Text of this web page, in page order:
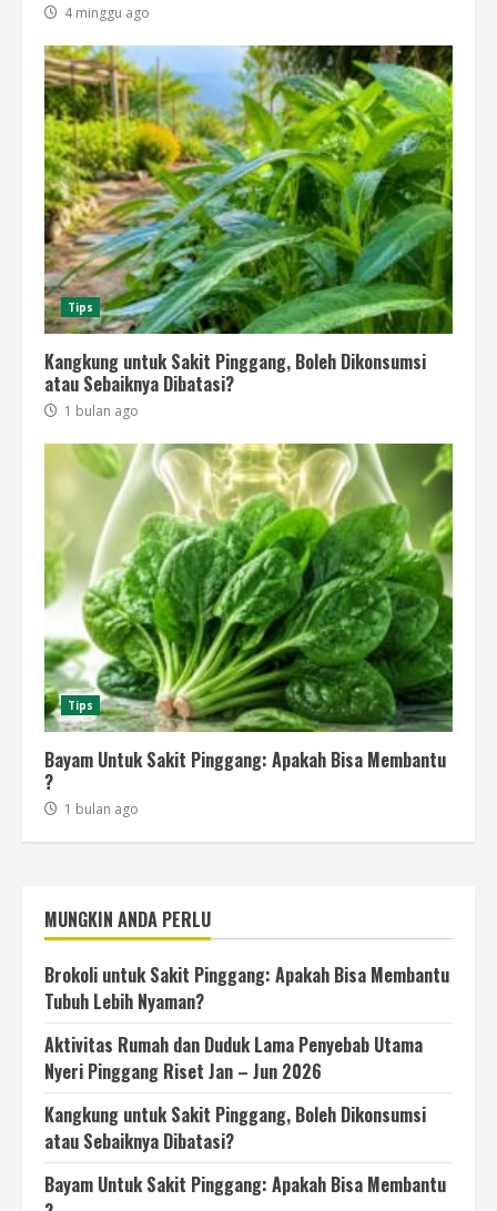
4 minggu ago
Tips
Kangkung untuk Sakit Pinggang, Boleh Dikonsumsi
atau Sebaiknya Dibatasi?
1 bulan ago
Tips
Bayam Untuk Sakit Pinggang: Apakah Bisa Membantu
?
1 bulan ago
MUNGKIN ANDA PERLU
Brokoli untuk Sakit Pinggang: Apakah Bisa Membantu
Tubuh Lebih Nyaman?
Aktivitas Rumah dan Duduk Lama Penyebab Utama
Nyeri Pinggang Riset Jan – Jun 2026
Kangkung untuk Sakit Pinggang, Boleh Dikonsumsi
atau Sebaiknya Dibatasi?
Bayam Untuk Sakit Pinggang: Apakah Bisa Membantu